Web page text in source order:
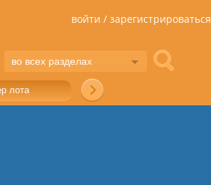
во всех разделах
войти / зарегистрироваться